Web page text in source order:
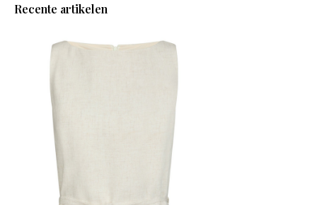
Recente artikelen